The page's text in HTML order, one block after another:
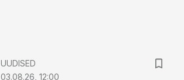
UUDISED
03.08.26, 12:00